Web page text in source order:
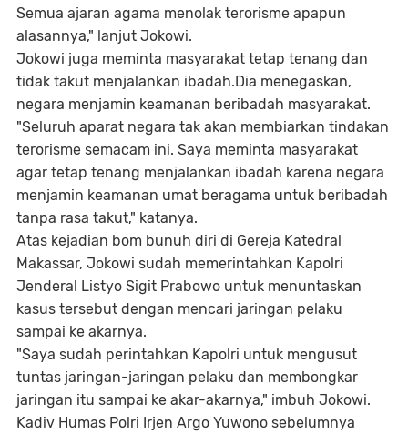
Semua ajaran agama menolak terorisme apapun
alasannya," lanjut Jokowi.
Jokowi juga meminta masyarakat tetap tenang dan
tidak takut menjalankan ibadah.Dia menegaskan,
negara menjamin keamanan beribadah masyarakat.
"Seluruh aparat negara tak akan membiarkan tindakan
terorisme semacam ini. Saya meminta masyarakat
agar tetap tenang menjalankan ibadah karena negara
menjamin keamanan umat beragama untuk beribadah
tanpa rasa takut," katanya.
Atas kejadian bom bunuh diri di Gereja Katedral
Makassar, Jokowi sudah memerintahkan Kapolri
Jenderal Listyo Sigit Prabowo untuk menuntaskan
kasus tersebut dengan mencari jaringan pelaku
sampai ke akarnya.
"Saya sudah perintahkan Kapolri untuk mengusut
tuntas jaringan-jaringan pelaku dan membongkar
jaringan itu sampai ke akar-akarnya," imbuh Jokowi.
Kadiv Humas Polri Irjen Argo Yuwono sebelumnya